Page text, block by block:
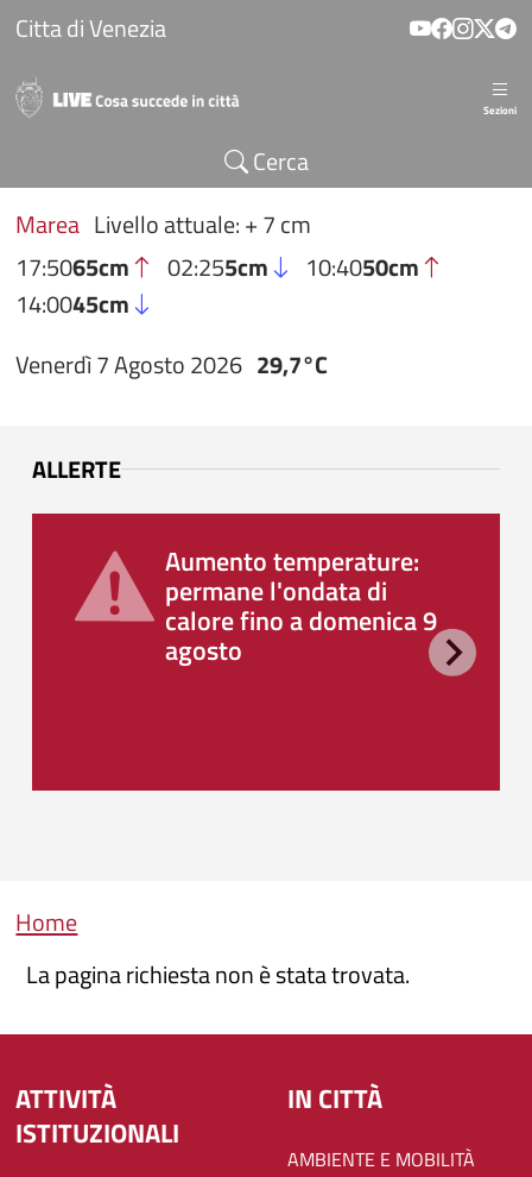
Salta al contenuto principale
Citta di Venezia
Sezioni
Cerca
Marea Livello attuale: + 7 cm
17:5065cm 02:255cm 10:4050cm
14:0045cm
Venerdì 7 Agosto 2026 29,7°C
ALLERTE
Aumento temperature:
permane l'ondata di
calore fino a domenica 9
agosto
Briciole di pane
Home
La pagina richiesta non è stata trovata.
ATTIVITÀ
ISTITUZIONALI
IN CITTÀ
AMBIENTE E MOBILITÀ